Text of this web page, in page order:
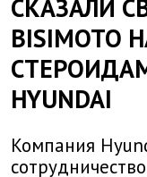
СКАЗАЛИ
BISIMOTO
HYUNDAI
Компания